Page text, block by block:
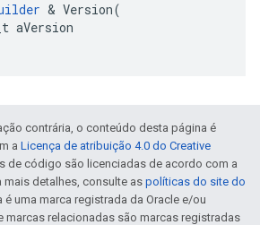
& Version(
aVersion
contrária, o conteúdo desta página é
a Licença de atribuição 4.0 do Creative
de código são licenciadas de acordo com a
mais detalhes, consulte as políticas do site do
é uma marca registrada da Oracle e/ou
marcas relacionadas são marcas registradas